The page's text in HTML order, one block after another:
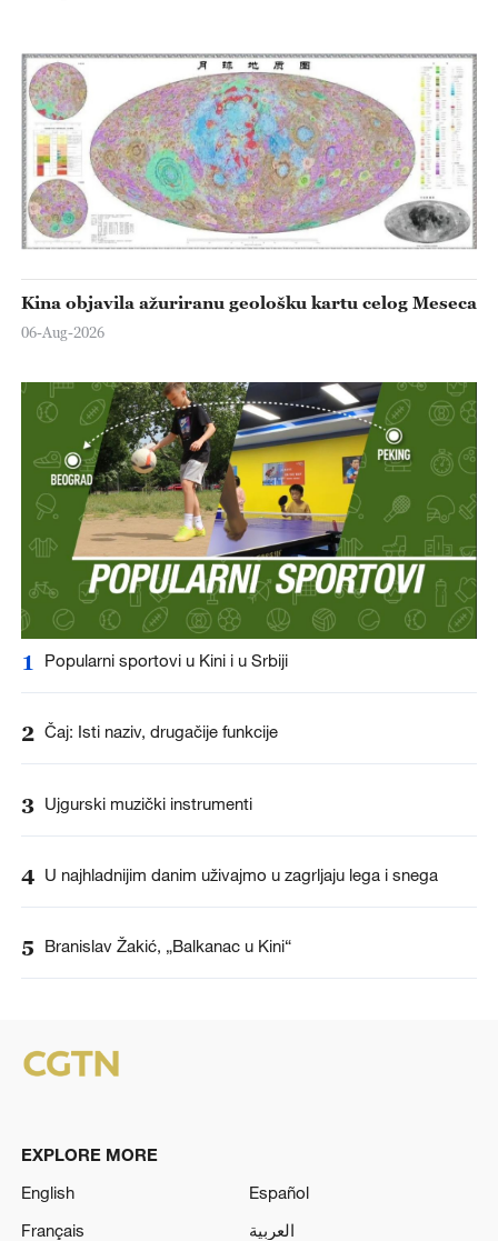
Kina objavila ažuriranu geološku kartu celog Meseca
06-Aug-2026
1 Popularni sportovi u Kini i u Srbiji
2 Čaj: Isti naziv, drugačije funkcije
3 Ujgurski muzički instrumenti
4 U najhladnijim danim uživajmo u zagrljaju lega i snega
5 Branislav Žakić, „Balkanac u Kini“
EXPLORE MORE
English
Español
Français
العربية